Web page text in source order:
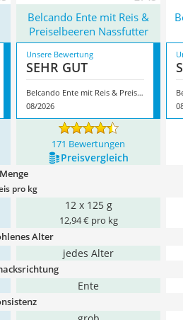
Belcando Ente mit Reis &
Preiselbeeren Nassfutter
Unsere Bewertung
SEHR GUT
Belcando Ente mit Reis & Preiselbeeren Nassfutter
08/2026
171 Bewertungen
Preis­vergleich
Menge
pro kg
12 x 125 g
12,94 € pro kg
Alter
jedes Alter
Ente